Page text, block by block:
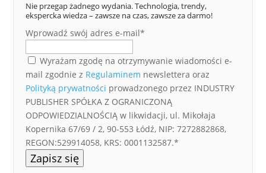
Nie przegap żadnego wydania. Technologia, trendy,
ekspercka wiedza – zawsze na czas, zawsze za darmo!
Wprowadź swój adres e-mail*
Wyrażam zgodę na otrzymywanie wiadomości e-
mail zgodnie z Regulaminem newslettera oraz
Polityką prywatności prowadzonego przez INDUSTRY
PUBLISHER SPÓŁKA Z OGRANICZONĄ
ODPOWIEDZIALNOŚCIĄ w likwidacji, ul. Mikołaja
Kopernika 67/69 / 2, 90-553 Łódź, NIP: 7272882868,
REGON:529914058, KRS: 0001132587.*
Zapisz się